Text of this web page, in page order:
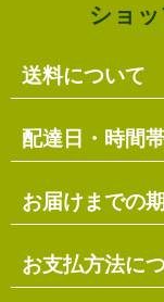
ショ
送料について
単品のみの場合
各商品に記載
複数商品の場合
ます。
送料には梱包料
配達日・時間
配達日・配達時
お届け先に投
望日・時間帯
用ください。
お届けまでの
在庫がある場合
ご注文確認日
お支払方法に